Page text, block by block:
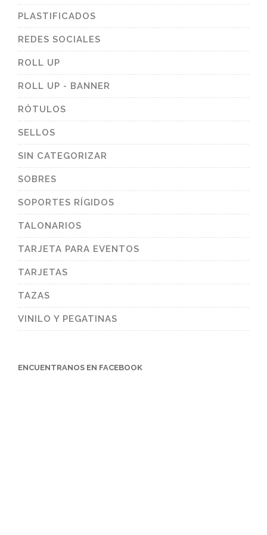
PLASTIFICADOS
REDES SOCIALES
ROLL UP
ROLL UP - BANNER
RÓTULOS
SELLOS
SIN CATEGORIZAR
SOBRES
SOPORTES RÍGIDOS
TALONARIOS
TARJETA PARA EVENTOS
TARJETAS
TAZAS
VINILO Y PEGATINAS
ENCUENTRANOS EN FACEBOOK